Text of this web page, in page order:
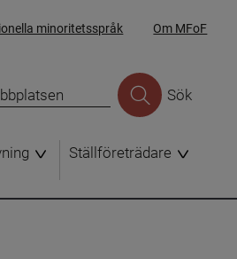
minoritetsspråk Om MFoF
Sök
Ställföreträdare